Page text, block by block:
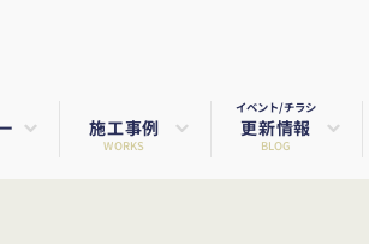
施工事例
WORKS
イベント/チラシ
更新情報
BLOG